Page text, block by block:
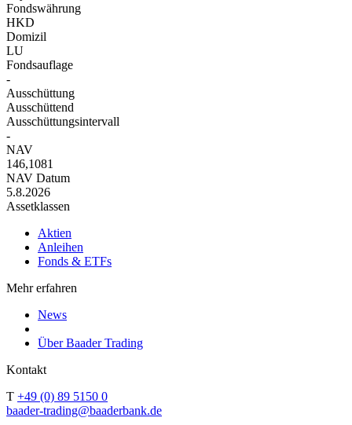
Fondswährung
HKD
Domizil
LU
Fondsauflage
-
Ausschüttung
Ausschüttend
Ausschüttungsintervall
-
NAV
146,1081
NAV Datum
5.8.2026
Assetklassen
Aktien
Anleihen
Fonds & ETFs
Mehr erfahren
News
Über Baader Trading
Kontakt
T +49 (0) 89 5150 0
baader-trading@baaderbank.de